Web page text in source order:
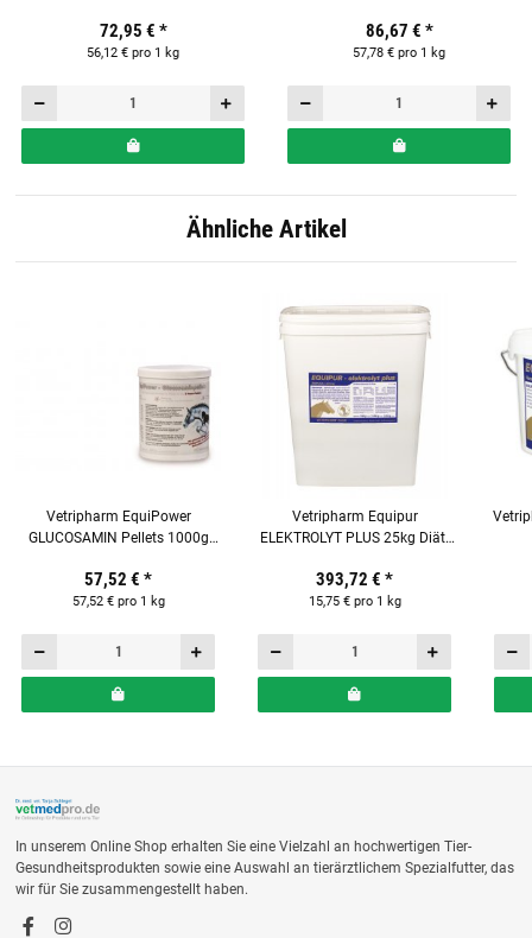
72,95 € *
56,12 € pro 1 kg
86,67 € *
57,78 € pro 1 kg
Ähnliche Artikel
Vetripharm EquiPower
GLUCOSAMIN Pellets 1000g
Pferde
57,52 € *
57,52 € pro 1 kg
Vetripharm Equipur
ELEKTROLYT PLUS 25kg Diät-
393,72 € *
15,75 € pro 1 kg
In unserem Online Shop erhalten Sie eine Vielzahl an hochwertigen Tier-
Gesundheitsprodukten sowie eine Auswahl an tierärztlichem Spezialfutter, das
wir für Sie zusammengestellt haben.